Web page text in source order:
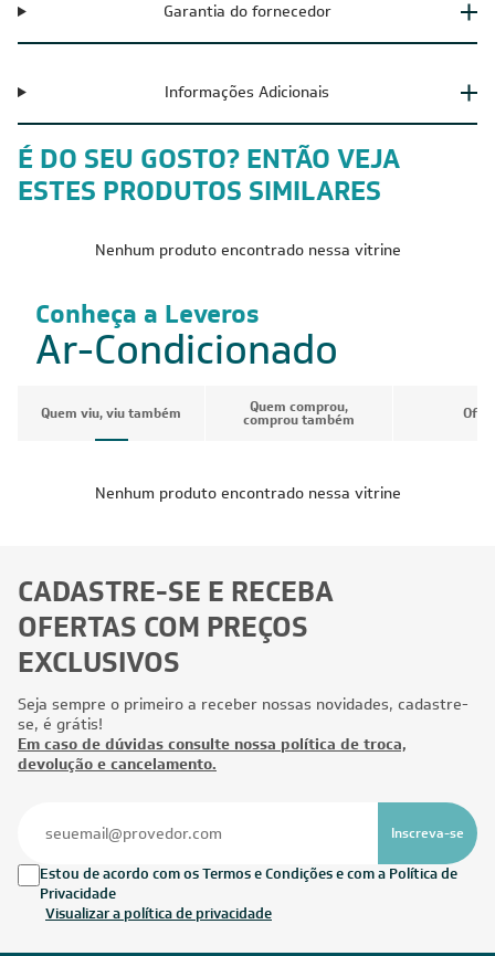
Garantia do fornecedor
Informações Adicionais
É DO SEU GOSTO? ENTÃO VEJA
ESTES PRODUTOS SIMILARES
Nenhum produto encontrado nessa vitrine
Conheça a Leveros
Ar-Condicionado
Quem viu, viu também Quem comprou,
comprou também
Nenhum produto encontrado nessa vitrine
CADASTRE-SE E RECEBA
OFERTAS COM PREÇOS
EXCLUSIVOS
Seja sempre o primeiro a receber nossas novidades, cadastre-
se, é grátis!
Em caso de dúvidas consulte nossa política de troca,
devolução e cancelamento.
Inscreva-se
Estou de acordo com os Termos e Condições e com a Política de
Privacidade
Visualizar a política de privacidade